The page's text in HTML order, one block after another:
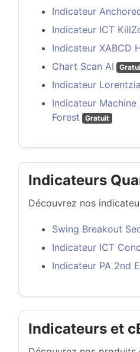
Indicateur
Indicateur ICT
Indicateur XABCD
Chart Scan AI
Indicateur
Indicateur
Forest
Gratuit
Indicateurs
Découvrez nos
Swing Breakout
Indicateur ICT
Indicateur PA 2nd
Indicateurs et